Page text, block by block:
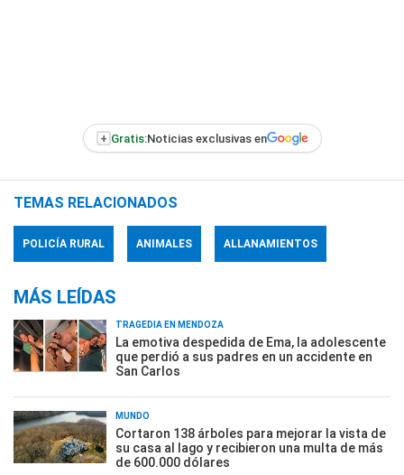
+ Gratis:Noticias exclusivas en
TEMAS RELACIONADOS
POLICÍA RURAL ANIMALES ALLANAMIENTOS
MÁS LEÍDAS
TRAGEDIA EN MENDOZA
La emotiva despedida de Ema, la adolescente
que perdió a sus padres en un accidente en
San Carlos
MUNDO
Cortaron 138 árboles para mejorar la vista de
su casa al lago y recibieron una multa de más
de 600.000 dólares